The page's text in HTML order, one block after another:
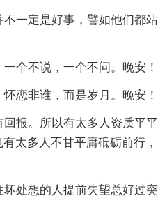
一定是好事，譬如他们都站
个不说，一个不问。晚安！
恋非谁，而是岁月。晚安！
报。所以有太多人资质平平
太多人不甘平庸砥砺前行，
处想的人提前失望总好过突